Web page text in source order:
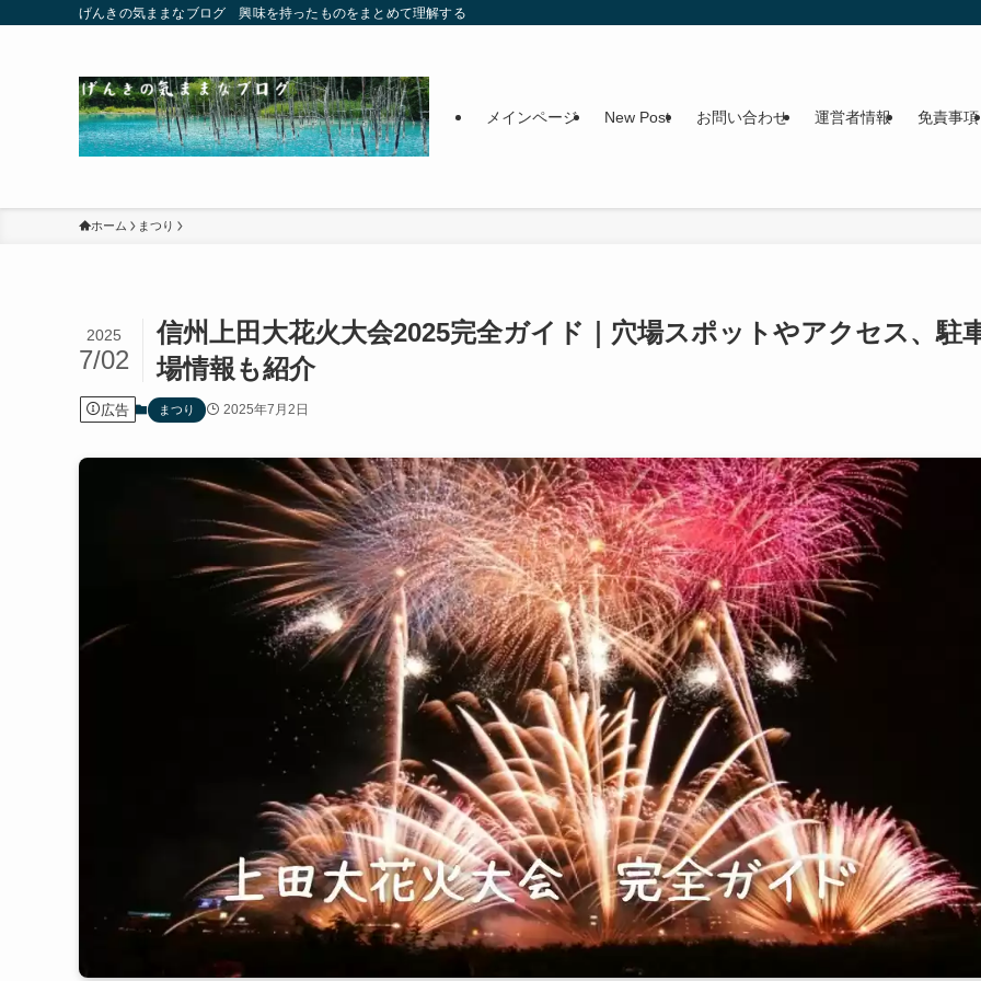
げんきの気ままなブログ 興味を持ったものをまとめて理解する
メインページ New Post お問い合わせ 運営者情報 免責事項
ホーム まつり
信州上田大花火大会2025完全ガイド｜穴場スポットやアクセス、駐
場情報も紹介
2025
7/02
広告 まつり 2025年7月2日